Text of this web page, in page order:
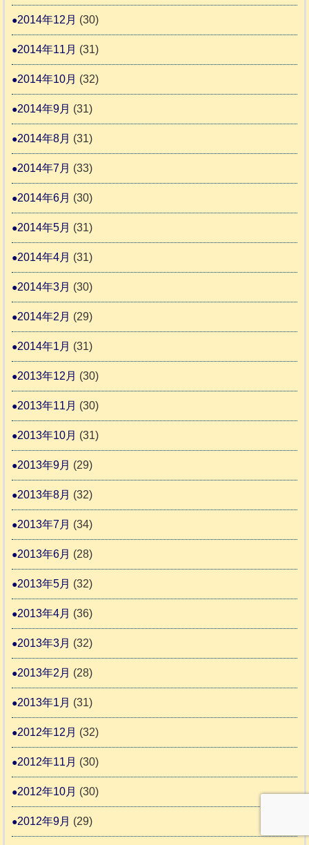
2014年12月 (30)
2014年11月 (31)
2014年10月 (32)
2014年9月 (31)
2014年8月 (31)
2014年7月 (33)
2014年6月 (30)
2014年5月 (31)
2014年4月 (31)
2014年3月 (30)
2014年2月 (29)
2014年1月 (31)
2013年12月 (30)
2013年11月 (30)
2013年10月 (31)
2013年9月 (29)
2013年8月 (32)
2013年7月 (34)
2013年6月 (28)
2013年5月 (32)
2013年4月 (36)
2013年3月 (32)
2013年2月 (28)
2013年1月 (31)
2012年12月 (32)
2012年11月 (30)
2012年10月 (30)
2012年9月 (29)